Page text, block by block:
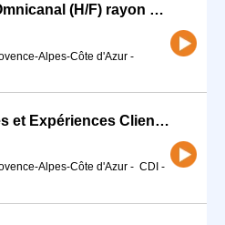
Conseiller-ère Vente Omnicanal (H/F) rayon glisse/Natation
Alpes-Côte d'Azur -
Conseiller-ère Services et Expériences Client (H/F)
Alpes-Côte d'Azur - CDI -